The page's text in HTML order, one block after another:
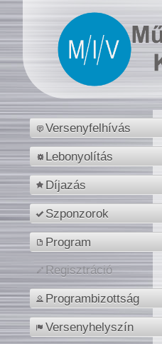
Versenyfelhívás
Lebonyolítás
Díjazás
Szponzorok
Program
Regisztráció
Programbizottság
Versenyhelyszín